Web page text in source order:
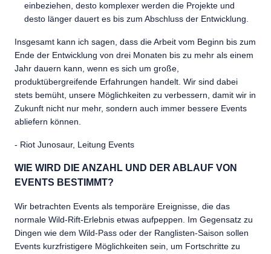
einbeziehen, desto komplexer werden die Projekte und
desto länger dauert es bis zum Abschluss der Entwicklung.
Insgesamt kann ich sagen, dass die Arbeit vom Beginn bis zum
Ende der Entwicklung von drei Monaten bis zu mehr als einem
Jahr dauern kann, wenn es sich um große,
produktübergreifende Erfahrungen handelt. Wir sind dabei
stets bemüht, unsere Möglichkeiten zu verbessern, damit wir in
Zukunft nicht nur mehr, sondern auch immer bessere Events
abliefern können.
- Riot Junosaur, Leitung Events
WIE WIRD DIE ANZAHL UND DER ABLAUF VON
EVENTS BESTIMMT?
Wir betrachten Events als temporäre Ereignisse, die das
normale Wild-Rift-Erlebnis etwas aufpeppen. Im Gegensatz zu
Dingen wie dem Wild-Pass oder der Ranglisten-Saison sollen
Events kurzfristigere Möglichkeiten sein, um Fortschritte zu